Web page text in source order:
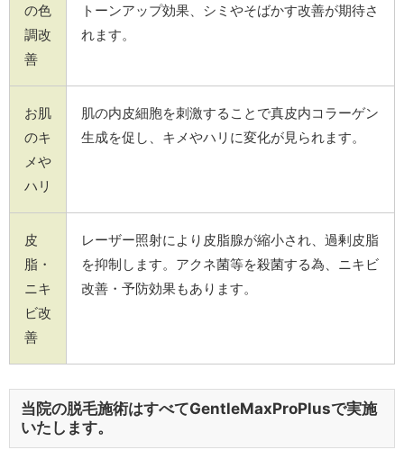
の色
調改
善
トーンアップ効果、シミやそばかす改善が期待さ
れます。
お肌
のキ
メや
ハリ
肌の内皮細胞を刺激することで真皮内コラーゲン
生成を促し、キメやハリに変化が見られます。
皮
脂・
ニキ
ビ改
善
レーザー照射により皮脂腺が縮小され、過剰皮脂
を抑制します。アクネ菌等を殺菌する為、ニキビ
改善・予防効果もあります。
当院の脱毛施術はすべてGentleMaxProPlusで実施
いたします。